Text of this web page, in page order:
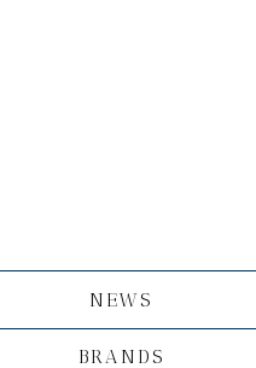
NEWS
BRANDS